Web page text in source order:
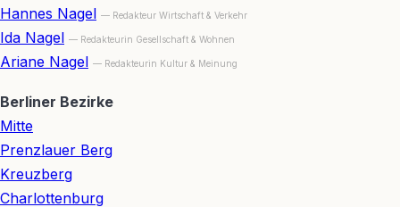
Hannes Nagel — Redakteur Wirtschaft & Verkehr
Ida Nagel — Redakteurin Gesellschaft & Wohnen
Ariane Nagel — Redakteurin Kultur & Meinung
Berliner Bezirke
Mitte
Prenzlauer Berg
Kreuzberg
Charlottenburg